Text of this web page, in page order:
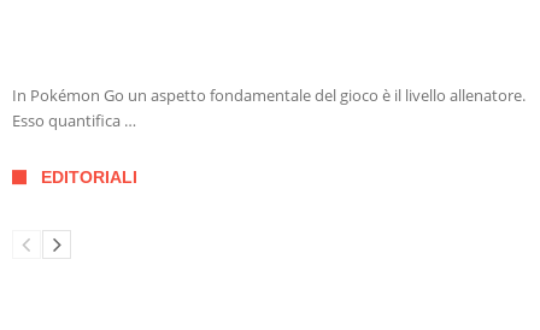
In Pokémon Go un aspetto fondamentale del gioco è il livello allenatore.
Esso quantifica …
EDITORIALI